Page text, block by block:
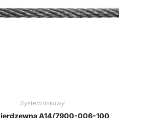
System linkowy
A14/7900-006-100